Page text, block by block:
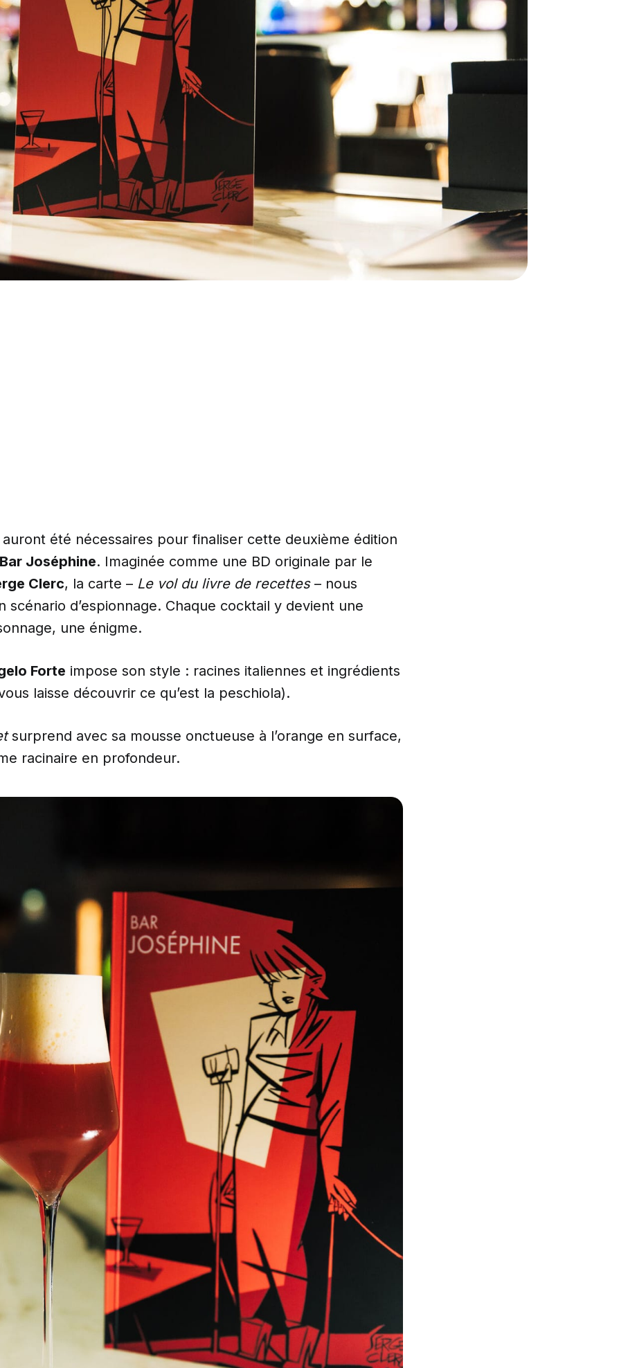
auront été nécessaires pour finaliser cette deuxième édition
Bar Joséphine. Imaginée comme une BD originale par le
Clerc, la carte – Le vol du livre de recettes– nous
scénario d’espionnage. Chaque cocktail y devient une
une énigme.
Forte impose son style : racines italiennes et ingrédients
laisse découvrir ce qu’est la peschiola).
surprend avec sa mousse onctueuse à l’orange en surface,
racinaire en profondeur.